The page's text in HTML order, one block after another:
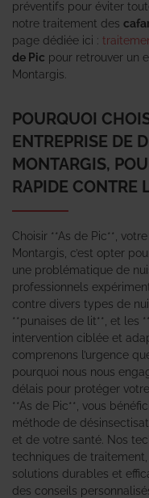
préventifs pour éviter
notre traitement des
page dédiée ici :
de Pic pour retrouver un
Montargis.
POURQUOI
ENTREPRISE DE
MONTARGIS,
RAPIDE CONTRE
Choisir **As de Pic**,
Montargis, c’est opter
une problématique de
professionnels
contre divers types de
**punaises de lit**, et les
intervention ciblée et
comprenons l’urgence
pourquoi nous nous
délais pour protéger
**As de Pic**, vous
méthode de
et de votre santé. Nos
techniques de
solutions durables et
des conseils